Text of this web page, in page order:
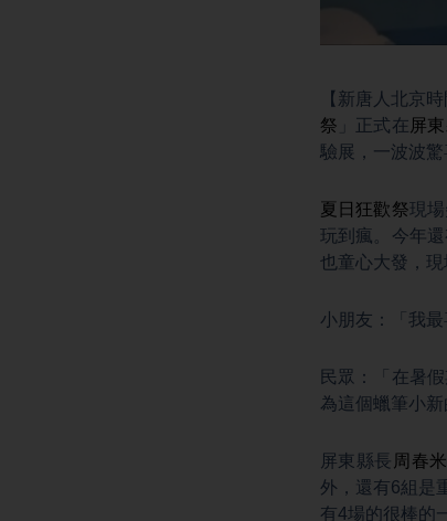
【新唐人北京
祭 」正式在屏東
驗展，一波波驚
夏日狂歡祭現
玩到瘋。今年
也童心大發，現
小朋友：「我
民眾：「在暑
為這個蠟筆小
屏東縣長 周春米
外，還有6組是
有4場的很棒的